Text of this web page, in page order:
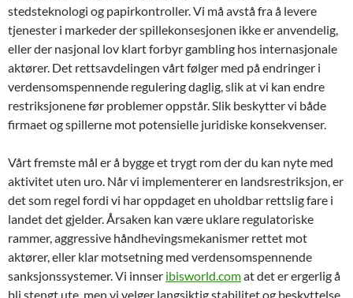
stedsteknologi og papirkontroller. Vi må avstå fra å levere
tjenester i markeder der spillekonsesjonen ikke er anvendelig,
eller der nasjonal lov klart forbyr gambling hos internasjonale
aktører. Det rettsavdelingen vårt følger med på endringer i
verdensomspennende regulering daglig, slik at vi kan endre
restriksjonene før problemer oppstår. Slik beskytter vi både
firmaet og spillerne mot potensielle juridiske konsekvenser.
Vårt fremste mål er å bygge et trygt rom der du kan nyte med
aktivitet uten uro. Når vi implementerer en landsrestriksjon, er
det som regel fordi vi har oppdaget en uholdbar rettslig fare i
landet det gjelder. Årsaken kan være uklare regulatoriske
rammer, aggressive håndhevingsmekanismer rettet mot
aktører, eller klar motsetning med verdensomspennende
sanksjonssystemer. Vi innser ibisworld.comat det er ergerlig å
bli stengt ute, men vi velger langsiktig stabilitet og beskyttelse